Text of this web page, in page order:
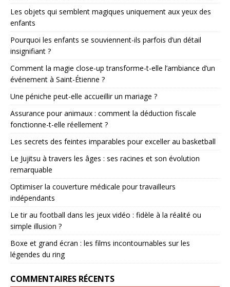
Les objets qui semblent magiques uniquement aux yeux des
enfants
Pourquoi les enfants se souviennent-ils parfois d’un détail
insignifiant ?
Comment la magie close-up transforme-t-elle l’ambiance d’un
événement à Saint-Étienne ?
Une péniche peut-elle accueillir un mariage ?
Assurance pour animaux : comment la déduction fiscale
fonctionne-t-elle réellement ?
Les secrets des feintes imparables pour exceller au basketball
Le Jujitsu à travers les âges : ses racines et son évolution
remarquable
Optimiser la couverture médicale pour travailleurs
indépendants
Le tir au football dans les jeux vidéo : fidèle à la réalité ou
simple illusion ?
Boxe et grand écran : les films incontournables sur les
légendes du ring
COMMENTAIRES RÉCENTS